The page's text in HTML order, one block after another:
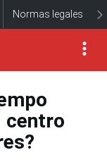
Normas legales
centro